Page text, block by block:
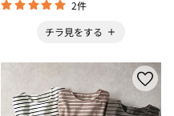
2件
チラ見をする